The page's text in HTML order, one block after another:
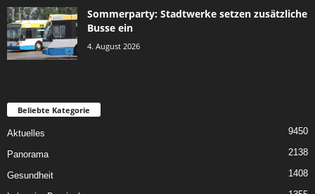
Sommerparty: Stadtwerke setzen zusätzliche
Busse ein
4. August 2026
Beliebte Kategorie
Aktuelles 9450
Panorama 2138
Gesundheit 1408